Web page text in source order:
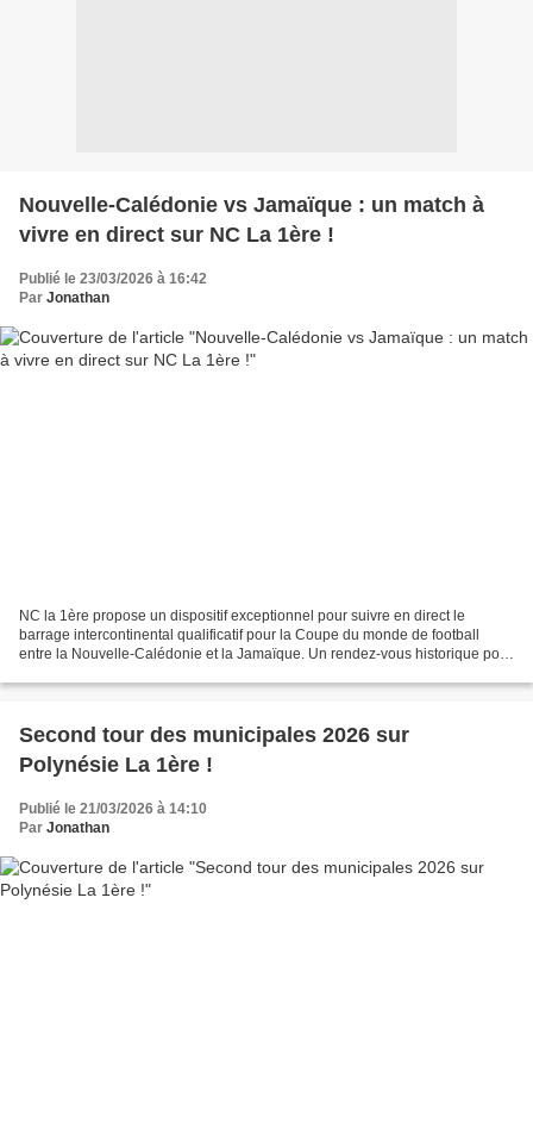
Nouvelle-Calédonie vs Jamaïque : un match à
vivre en direct sur NC La 1ère !
Publié le 23/03/2026 à 16:42
Par Jonathan
NC la 1ère propose un dispositif exceptionnel pour suivre en direct le
barrage intercontinental qualificatif pour la Coupe du monde de football
entre la Nouvelle-Calédonie et la Jamaïque. Un rendez-vous historique pour
Second tour des municipales 2026 sur
Polynésie La 1ère !
Publié le 21/03/2026 à 14:10
Par Jonathan